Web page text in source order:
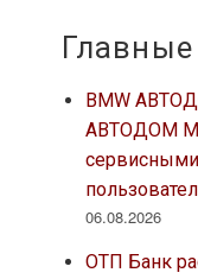
BMW
АВТОДОМ
06.08.2026
ОТП Банк